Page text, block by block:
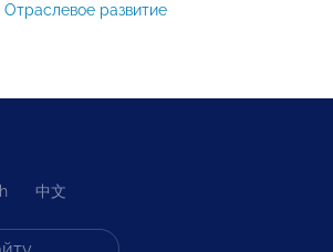
Отраслевое развитие
中文